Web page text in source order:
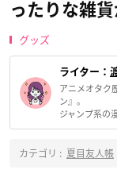
ったりな雑貨
グッズ
ライター：
アニメオタク
ン』。
ジャンプ系の
カテゴリ : 夏目友人帳